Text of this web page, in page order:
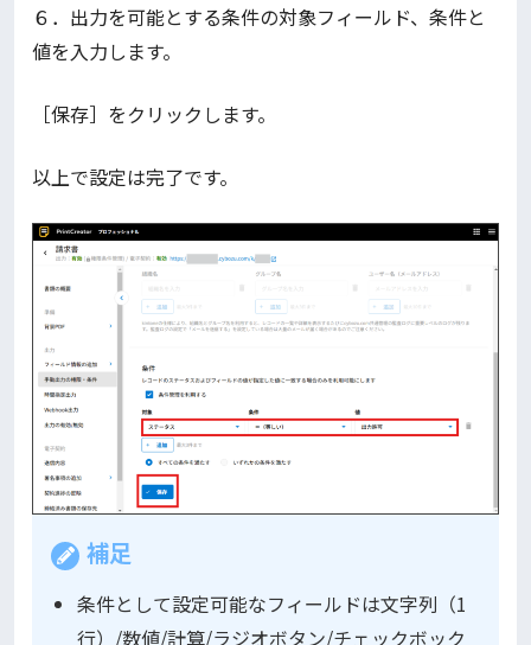
６．出力を可能とする条件の対象フィールド、条件と
値を入力します。
［保存］をクリックします。
以上で設定は完了です。
補足
条件として設定可能なフィールドは文字列（1
行）/数値/計算/ラジオボタン/チェックボック